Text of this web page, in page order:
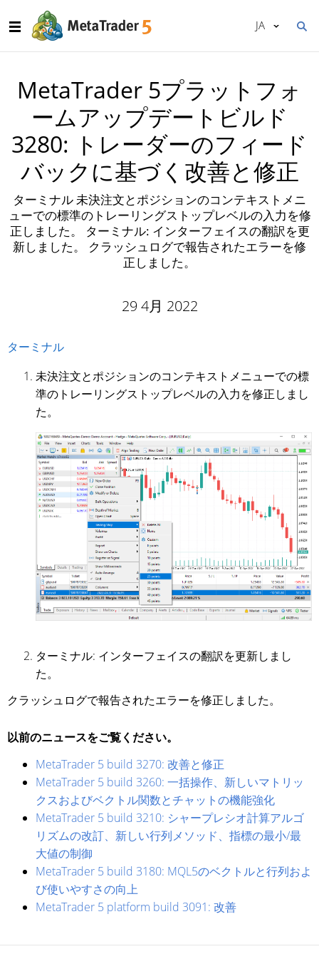
JA
MetaTrader 5プラットフォ
ームアップデートビルド
3280: トレーダーのフィード
バックに基づく改善と修正
ターミナル 未決注文とポジションのコンテキストメニ
ューでの標準のトレーリングストップレベルの入力を修
正しました。 ターミナル: インターフェイスの翻訳を更
新しました。 クラッシュログで報告されたエラーを修
正しました。
29 4月 2022
ターミナル
未決注文とポジションのコンテキストメニューでの標
準のトレーリングストップレベルの入力を修正しまし
た。
ターミナル: インターフェイスの翻訳を更新しまし
た。
クラッシュログで報告されたエラーを修正しました。
以前のニュースをご覧ください。
MetaTrader 5 build 3270: 改善と修正
MetaTrader 5 build 3260: 一括操作、新しいマトリッ
クスおよびベクトル関数とチャットの機能強化
MetaTrader 5 build 3210: シャープレシオ計算アルゴ
リズムの改訂、新しい行列メソッド、指標の最小/最
大値の制御
MetaTrader 5 build 3180: MQL5のベクトルと行列およ
び使いやすさの向上
MetaTrader 5 platform build 3091: 改善